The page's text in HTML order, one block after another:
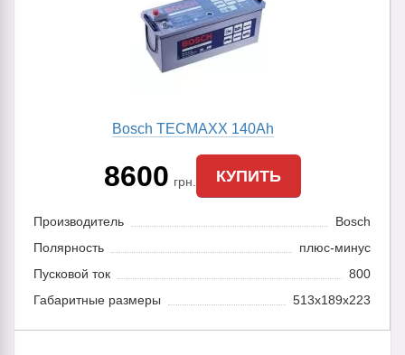
Bosch TECMAXX 140Ah
8600 грн. КУПИТЬ
Производитель
Bosch
Полярность
плюс-минус
Пусковой ток
800
Габаритные размеры
513x189x223